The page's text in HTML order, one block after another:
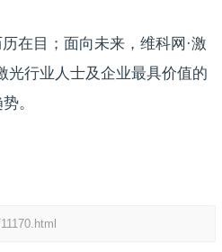
在目；面向未来，维科网·激
光行业人士及企业最具价值的
。